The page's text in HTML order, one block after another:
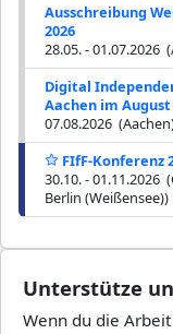
Ausschreibung
2026
28.05. - 01.07.2026
Digital
Aachen im August
07.08.2026
FIfF-Konferenz
30.10. - 01.11.2026
Berlin (Weißensee))
Unterstütze
Wenn du die